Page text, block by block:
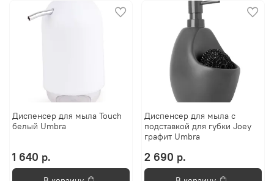
Диспенсер для мыла Touch
белый Umbra
1 640 р.
Диспенсер для мыла с
подставкой для губки Joey
графит Umbra
2 690 р.